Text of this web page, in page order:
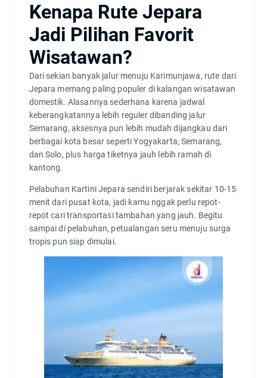
Kenapa Rute Jepara
Jadi Pilihan Favorit
Wisatawan?
Dari sekian banyak jalur menuju Karimunjawa, rute dari
Jepara memang paling populer di kalangan wisatawan
domestik. Alasannya sederhana karena jadwal
keberangkatannya lebih reguler dibanding jalur
Semarang, aksesnya pun lebih mudah dijangkau dari
berbagai kota besar seperti Yogyakarta, Semarang,
dan Solo, plus harga tiketnya jauh lebih ramah di
kantong.
Pelabuhan Kartini Jepara sendiri berjarak sekitar 10-15
menit dari pusat kota, jadi kamu nggak perlu repot-
repot cari transportasi tambahan yang jauh. Begitu
sampai di pelabuhan, petualangan seru menuju surga
tropis pun siap dimulai.